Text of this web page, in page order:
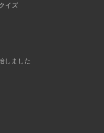
イズ
しました